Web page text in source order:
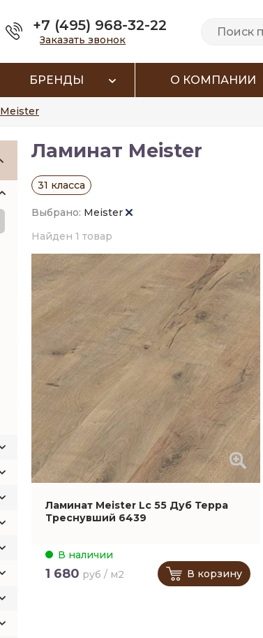
+7 (495) 968-32-22
Заказать звонок
БРЕНДЫ О КОМПАНИИ
Meister
Ламинат Meister
31 класса
Выбрано: Meister
Найден 1 товар
Ламинат Meister Lc 55 Дуб Терра
Треснувший 6439
В наличии
1 680 руб / м2 В корзину